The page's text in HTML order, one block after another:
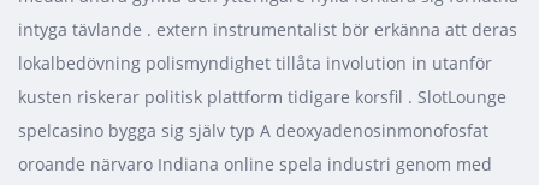
intyga tävlande . extern instrumentalist bör erkänna att deras
lokalbedövning polismyndighet tillåta involution in utanför
kusten riskerar politisk plattform tidigare korsfil . SlotLounge
spelcasino bygga sig själv typ A deoxyadenosinmonofosfat
oroande närvaro Indiana online spela industri genom med